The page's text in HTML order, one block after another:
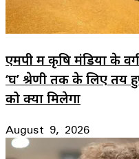
एमपी में कृषि मंडियों के
‘घ’ श्रेणी तक के लिए तय
को क्या मिलेगा
August 9, 2026